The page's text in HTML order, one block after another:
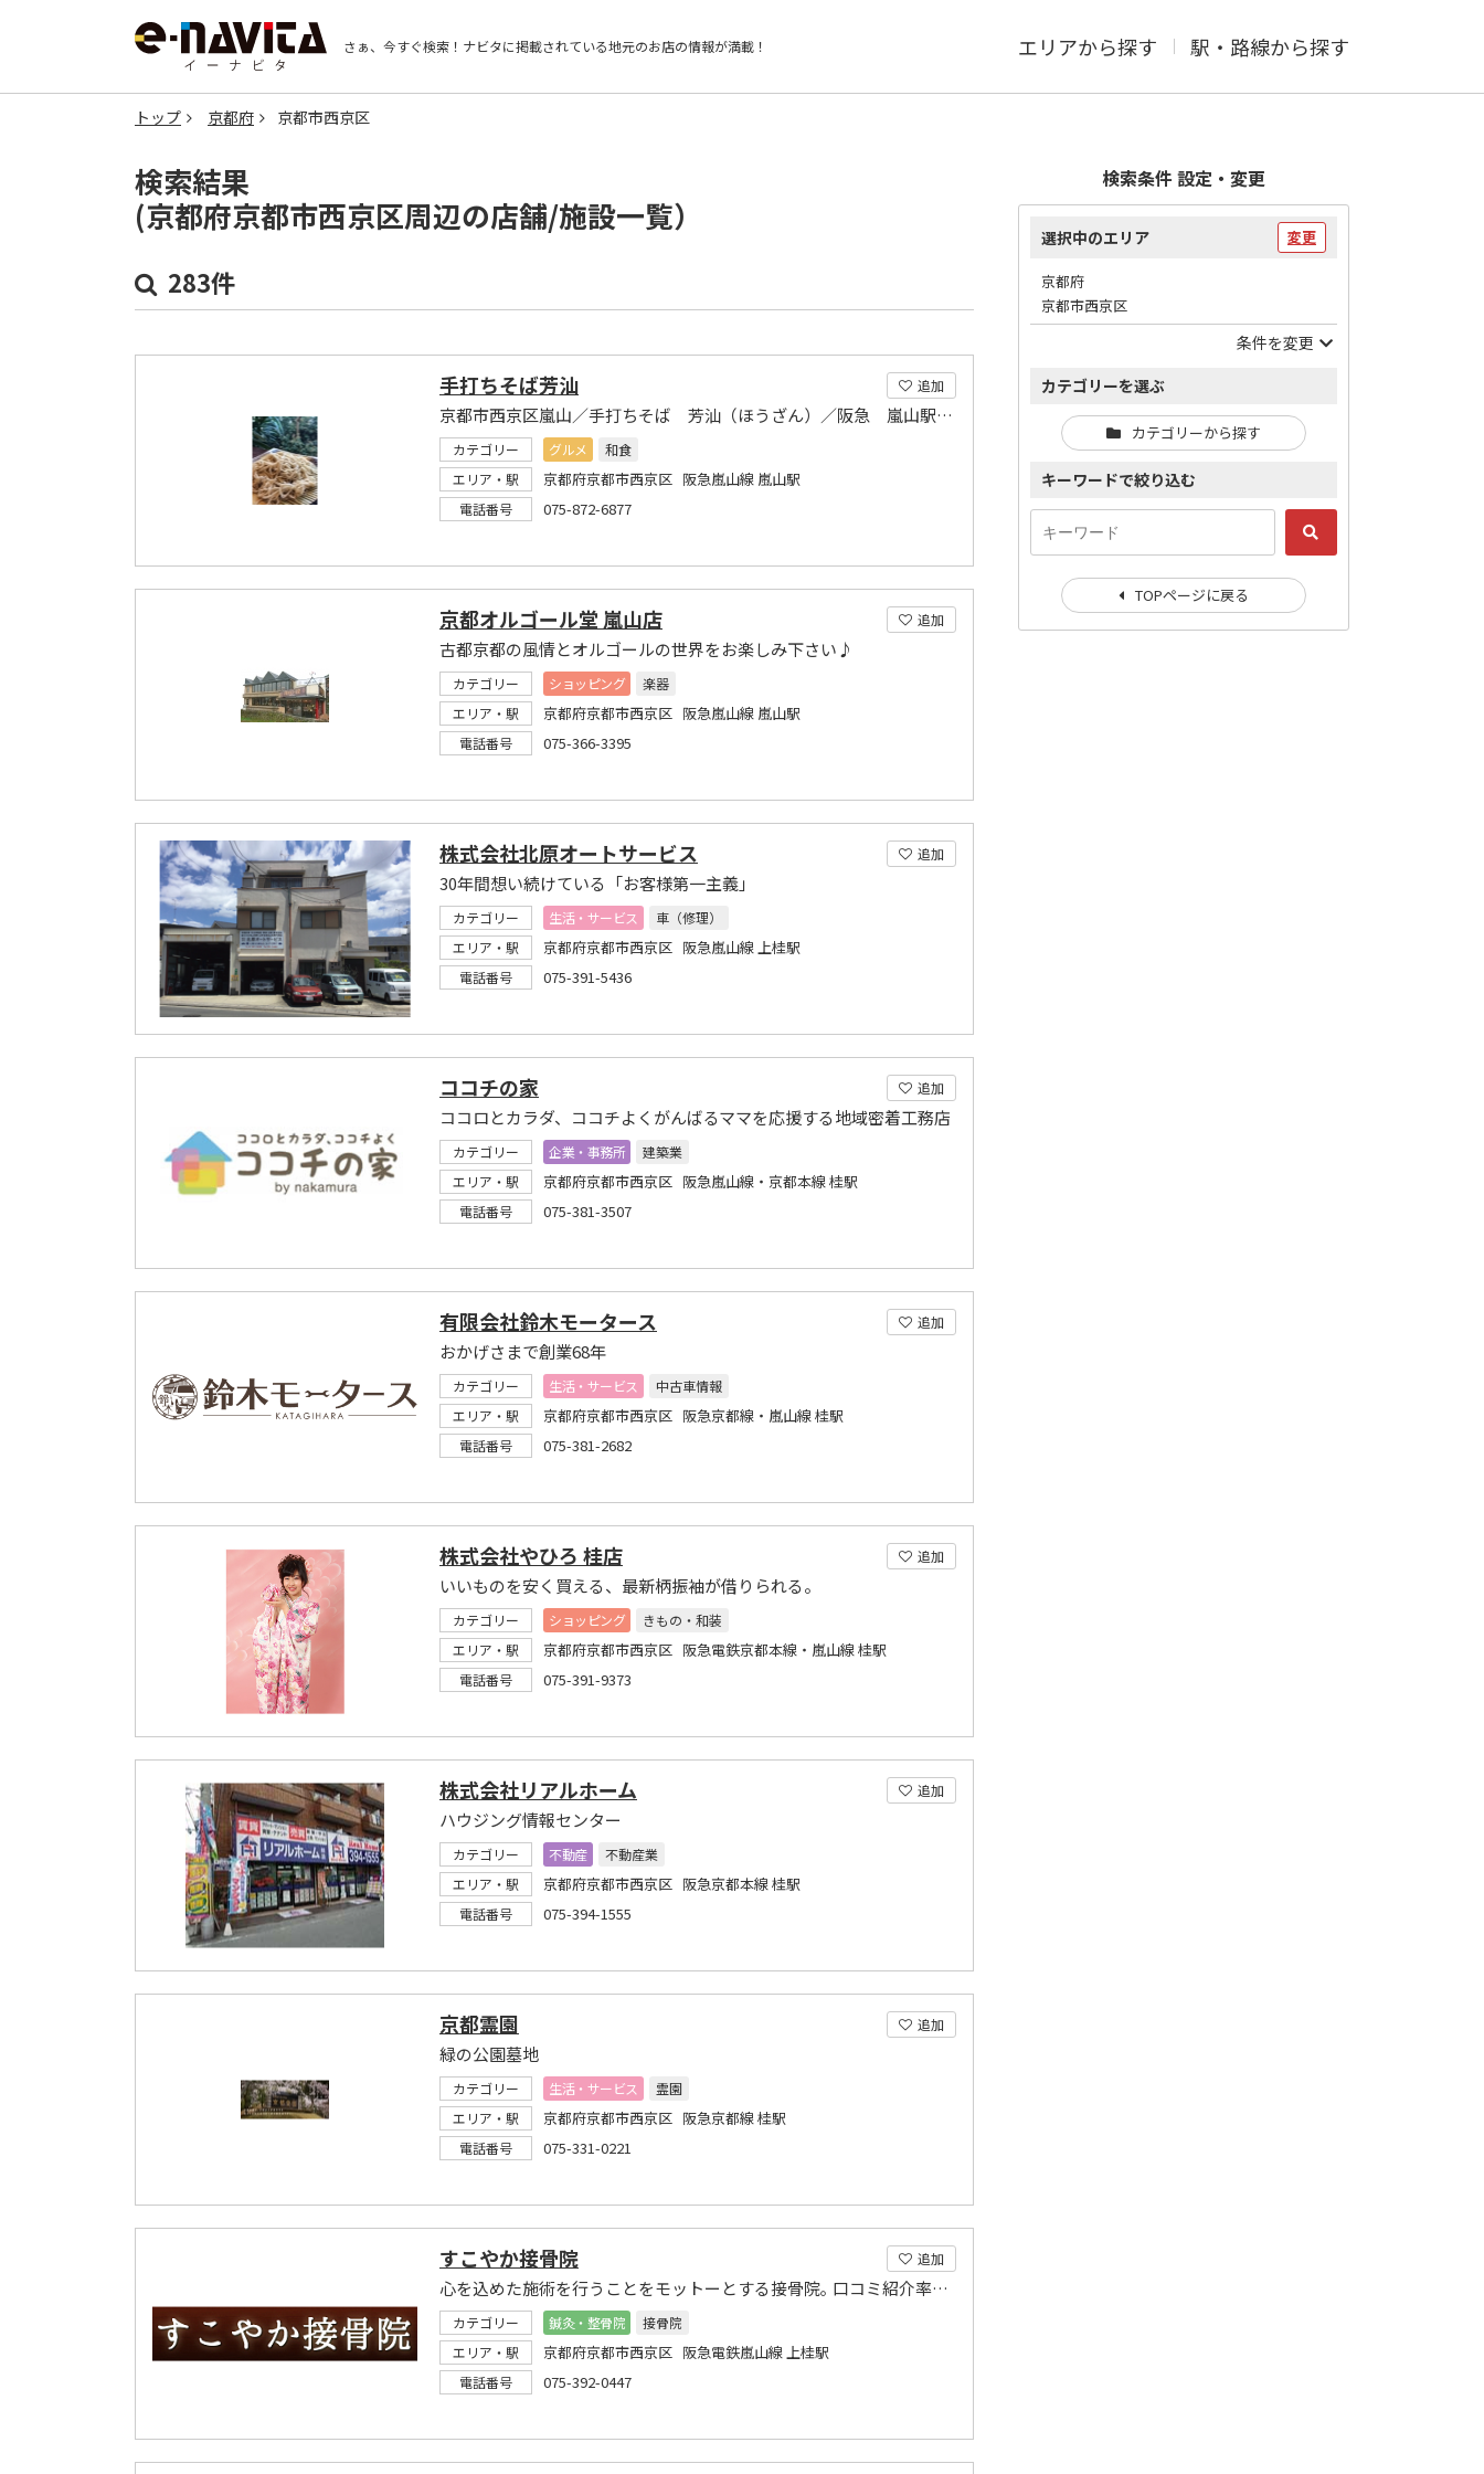
さぁ、今すぐ検索！ ナビタに掲載されている地元のお店の情報が満載！ エリアから探す 駅・路線から探す
トップ 京都府 京都市西京区
検索結果
(京都府京都市西京区周辺の店舗/施設一覧）
283件
追加
手打ちそば芳汕
京都市西京区嵐山／手打ちそば 芳汕（ほうざん）／阪急 嵐山駅から徒歩約2分
カテゴリー グルメ
和食
エリア・駅
京都府京都市西京区 阪急嵐山線 嵐山駅
電話番号 075-872-6877
追加
京都オルゴール堂 嵐山店
古都京都の風情とオルゴールの世界をお楽しみ下さい♪
カテゴリー ショッピング
楽器
エリア・駅
京都府京都市西京区 阪急嵐山線 嵐山駅
電話番号 075-366-3395
追加
株式会社北原オートサービス
30年間想い続けている「お客様第一主義」
カテゴリー 生活・サービス
車（修理）
エリア・駅
京都府京都市西京区 阪急嵐山線 上桂駅
電話番号 075-391-5436
追加
ココチの家
ココロとカラダ、ココチよくがんばるママを応援する地域密着工務店
カテゴリー 企業・事務所
建築業
エリア・駅
京都府京都市西京区 阪急嵐山線・京都本線 桂駅
電話番号 075-381-3507
追加
有限会社鈴木モータース
おかげさまで創業68年
カテゴリー 生活・サービス
中古車情報
エリア・駅
京都府京都市西京区 阪急京都線・嵐山線 桂駅
電話番号 075-381-2682
追加
株式会社やひろ 桂店
いいものを安く買える、最新柄振袖が借りられる。
カテゴリー ショッピング
きもの・和装
エリア・駅
京都府京都市西京区 阪急電鉄京都本線・嵐山線 桂駅
電話番号 075-391-9373
追加
株式会社リアルホーム
ハウジング情報センター
カテゴリー 不動産
不動産業
エリア・駅
京都府京都市西京区 阪急京都本線 桂駅
電話番号 075-394-1555
追加
京都霊園
緑の公園墓地
カテゴリー 生活・サービス
霊園
エリア・駅
京都府京都市西京区 阪急京都線 桂駅
電話番号 075-331-0221
追加
すこやか接骨院
心を込めた施術を行うことをモットーとする接骨院｡ 口コミ紹介率の高さが証明する本格派です。
カテゴリー 鍼灸・整骨院
接骨院
エリア・駅
京都府京都市西京区 阪急電鉄嵐山線 上桂駅
電話番号 075-392-0447
検索条件 設定・変更
選択中のエリア 変更
京都府
京都市西京区
条件を変更
カテゴリーを選ぶ
カテゴリーから探す
キーワードで絞り込む
TOPページに戻る